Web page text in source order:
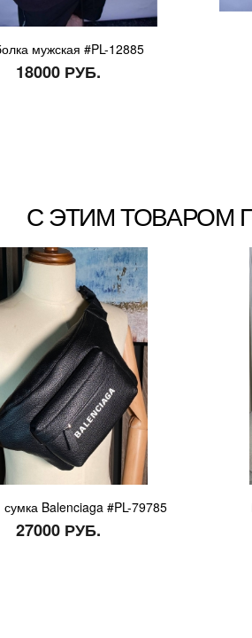
мужская #PL-12885
18000 РУБ.
С ЭТИМ ТОВАРОМ
Balenciaga #PL-79785
27000 РУБ.